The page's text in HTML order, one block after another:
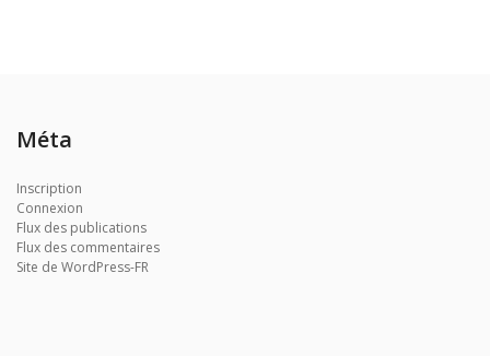
Méta
Inscription
Connexion
Flux des publications
Flux des commentaires
Site de WordPress-FR